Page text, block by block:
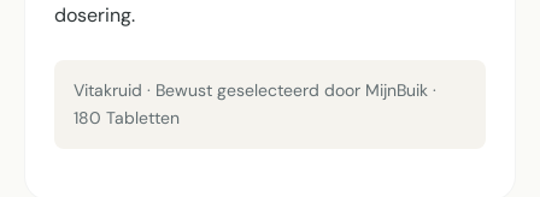
dosering.
Vitakruid · Bewust geselecteerd door MijnBuik ·
180 Tabletten